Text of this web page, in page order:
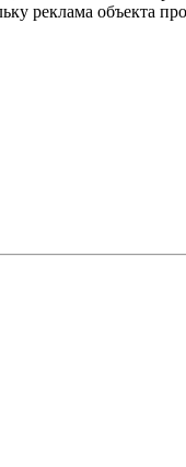
реклама объекта